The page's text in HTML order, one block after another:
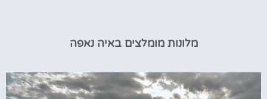
מלונות מומלצים באיה נאפה